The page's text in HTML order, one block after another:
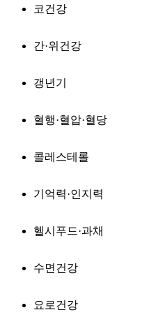
코건강
간·위건강
갱년기
혈행·혈압·혈당
콜레스테롤
기억력·인지력
헬시푸드·과채
수면건강
요로건강